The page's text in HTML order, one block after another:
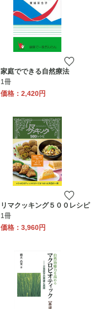
家庭でできる自然療法
1冊
価格：2,420円
リマクッキング５００レシピ
1冊
価格：3,960円